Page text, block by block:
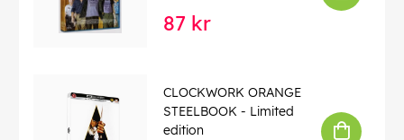
87 kr
CLOCKWORK ORANGE
STEELBOOK - Limited
edition